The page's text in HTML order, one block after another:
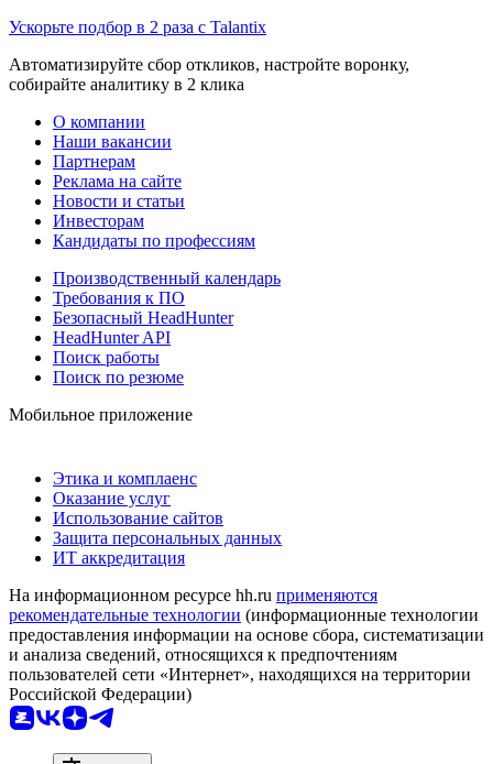
Ускорьте подбор в 2 раза с Talantix
Автоматизируйте сбор откликов, настройте воронку,
собирайте аналитику в 2 клика
О компании
Наши вакансии
Партнерам
Реклама на сайте
Новости и статьи
Инвесторам
Кандидаты по профессиям
Производственный календарь
Требования к ПО
Безопасный HeadHunter
HeadHunter API
Поиск работы
Поиск по резюме
Мобильное приложение
Этика и комплаенс
Оказание услуг
Использование сайтов
Защита персональных данных
ИТ аккредитация
На информационном ресурсе hh.ru применяются
рекомендательные технологии (информационные технологии
предоставления информации на основе сбора, систематизации
и анализа сведений, относящихся к предпочтениям
пользователей сети «Интернет», находящихся на территории
Российской Федерации)